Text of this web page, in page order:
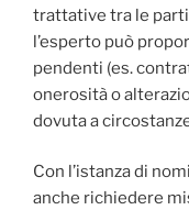
trattative tra le parti.
l’esperto può
pendenti (es.
onerosità o
dovuta a
Con l’istanza di
anche richiedere